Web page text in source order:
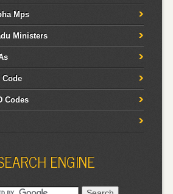
Mps
Ministers
Code
Codes
ENGINE